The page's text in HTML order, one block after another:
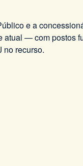
e a
— com postos
no recurso.